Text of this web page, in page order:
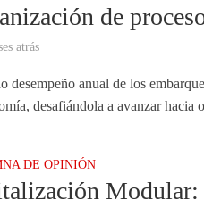
de
atrás
desempeño anual de los
desafiándola a avanzar hacia
DE OPINIÓN
Modular: